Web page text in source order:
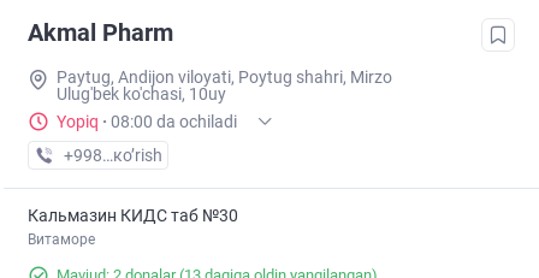
Akmal Pharm
Paytug, Andijon viloyati, Poytug shahri, Mirzo
Ulug'bek ko'chasi, 10uy
Yopiq · 08:00 da ochiladi
+998 (90) XXX-XX-XX
кo’rish
Кальмазин КИДС таб №30
Витаморе